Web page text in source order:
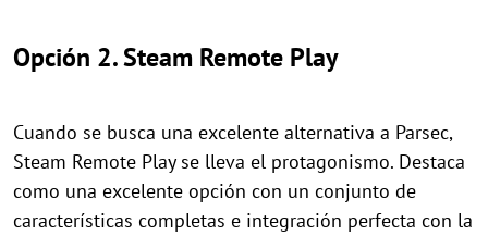
Opción 2. Steam Remote Play
Cuando se busca una excelente alternativa a Parsec,
Steam Remote Play se lleva el protagonismo. Destaca
como una excelente opción con un conjunto de
características completas e integración perfecta con la